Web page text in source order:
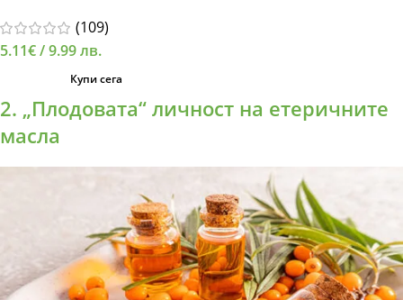
(109)
5.11€/ 9.99 лв.
Купи сега
2. „Плодовата“ личност на етеричните
масла